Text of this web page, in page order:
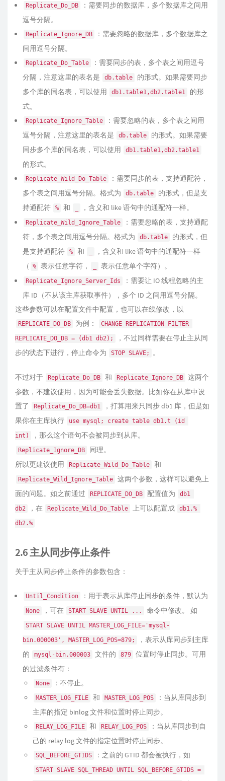
Replicate_Do_DB
：需要同步的数据库，多个数据库之间用
逗号分隔。
Replicate_Ignore_DB
：需要忽略的数据库，多个数据库之
间用逗号分隔。
Replicate_Do_Table
：需要同步的表，多个表之间用逗号
分隔，注意这里的表名是
db.table
的形式。如果需要同步
多个库的同名表，可以使用
db1.table1,db2.table1
的形
式。
Replicate_Ignore_Table
：需要忽略的表，多个表之间用
逗号分隔，注意这里的表名是
db.table
的形式。如果需要
同步多个库的同名表，可以使用
db1.table1,db2.table1
的形式。
Replicate_Wild_Do_Table
：需要同步的表，支持通配符，
多个表之间用逗号分隔。格式为
db.table
的形式，但是支
持通配符
% 和 ，含义和 like 语句中的通配符一样。
Replicate_Wild_Ignore_Table
：需要忽略的表，支持通配
符，多个表之间用逗号分隔。格式为
db.table
的形式，但
是支持通配符
% 和
，含义和 like 语句中的通配符一样
（ % 表示任意字符， 表示任意单个字符）。
Replicate_Ignore_Server_Ids
：需要让 IO 线程忽略的主
库 ID（不从该主库获取事件），多个 ID 之间用逗号分隔。
这些参数可以在配置文件中配置，也可以在线修改，以
REPLICATE_DO_DB 为例： CHANGE REPLICATION FILTER
REPLICATE_DO_DB = (db1 db2);
，不过同样需要在停止主从同
步的状态下进行，停止命令为
STOP SLAVE; 。
不过对于 Replicate_Do_DB 和 Replicate_Ignore_DB
这两个
参数，不建议使用，因为可能会丢失数据。比如你在从库中设
置了
Replicate_Do_DB=db1
，打算用来只同步 db1 库，但是如
果你在主库执行
use mysql; create table db1.t (id
int) ，那么这个语句不会被同步到从库。
Replicate_Ignore_DB
同理。
所以更建议使用
Replicate_Wild_Do_Table 和
Replicate_Wild_Ignore_Table
这两个参数，这样可以避免上
面的问题。如之前通过
REPLICATE_DO_DB 配置值为 db1
db2 ，在 Replicate_Wild_Do_Table 上可以配置成 db1.%
db2.%
2.6 主从同步停止条件
关于主从同步停止条件的参数包含：
Until_Condition ：用于表示从库停止同步的条件，默认为
None ，可在 START SLAVE UNTIL ... 命令中修改。 如
START SLAVE UNTIL MASTER_LOG_FILE='mysql-
bin.000003', MASTER_LOG_POS=879;
，表示从库同步到主库
的
mysql-bin.000003 文件的 879
位置时停止同步。可用
的过滤条件有：
None ：不停止。
MASTER_LOG_FILE 和 MASTER_LOG_POS
：当从库同步到
主库的指定 binlog 文件和位置时停止同步。
RELAY_LOG_FILE 和 RELAY_LOG_POS
：当从库同步到自
己的 relay log 文件的指定位置时停止同步。
SQL_BEFORE_GTIDS ：之前的 GTID 都会被执行，如
START SLAVE SQL_THREAD UNTIL SQL_BEFORE_GTIDS =